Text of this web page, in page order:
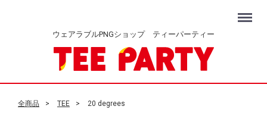
ウェアラブルPNGショップ ティーパーティー
Menu
全商品 TEE 20 degrees